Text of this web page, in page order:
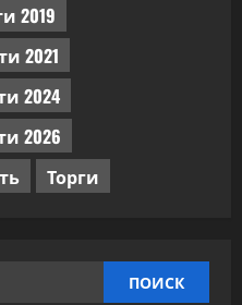
2019
2021
2024
2026
Торги